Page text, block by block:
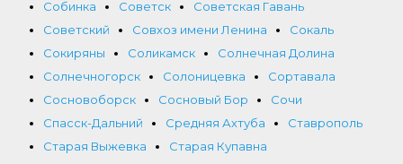
Собинка
Советск
Советская Гавань
Советский
Совхоз имени Ленина
Сокаль
Сокиряны
Соликамск
Солнечная Долина
Солнечногорск
Солоницевка
Сортавала
Сосновоборск
Сосновый Бор
Сочи
Спасск-Дальний
Средняя Ахтуба
Ставрополь
Старая Выжевка
Старая Купавна